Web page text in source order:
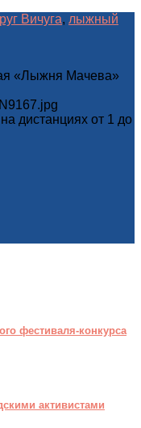
Вичуга, лыжный
«Лыжня Мачева»
дистанциях от 1 до
фестиваля-конкурса
активистами